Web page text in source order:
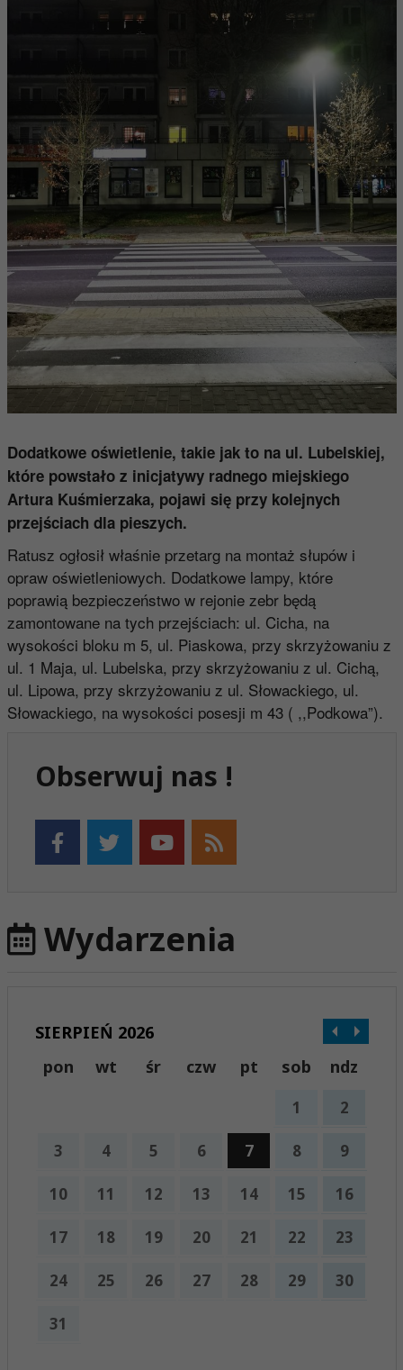
Dodatkowe oświetlenie, takie jak to na ul. Lubelskiej,
które powstało z inicjatywy radnego miejskiego
Artura Kuśmierzaka, pojawi się przy kolejnych
przejściach dla pieszych.
Ratusz ogłosił właśnie przetarg na montaż słupów i
opraw oświetleniowych. Dodatkowe lampy, które
poprawią bezpieczeństwo w rejonie zebr będą
zamontowane na tych przejściach: ul. Cicha, na
wysokości bloku m 5, ul. Piaskowa, przy skrzyżowaniu z
ul. 1 Maja, ul. Lubelska, przy skrzyżowaniu z ul. Cichą,
ul. Lipowa, przy skrzyżowaniu z ul. Słowackiego, ul.
Słowackiego, na wysokości posesji m 43 ( ,,Podkowa”).
Obserwuj nas !
Wydarzenia
SIERPIEŃ 2026
pon
wt śr czw pt sob ndz
1 2
3 4 5 6 7 8 9
10 11 12 13 14 15 16
17 18 19 20 21 22 23
24 25 26 27 28 29 30
31